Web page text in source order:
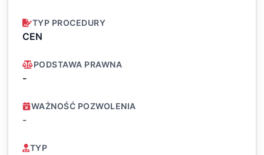
TYP PROCEDURY
CEN
PODSTAWA PRAWNA
-
WAŻNOŚĆ POZWOLENIA
-
TYP